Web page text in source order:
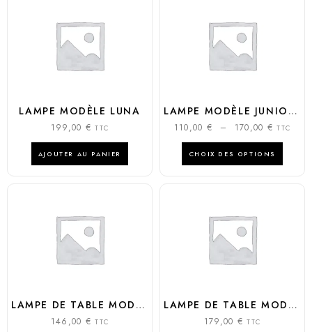
LAMPE MODÈLE LUNA
199,00 € TTC
AJOUTER AU PANIER
LAMPE MODÈLE JUNIOR / CHARLIE
110,00 € – 170,00 € TTC
CHOIX DES OPTIONS
LAMPE DE TABLE MODÈLE CUBO 25 LED
146,00 € TTC
LAMPE DE TABLE MODÈLE CORDIALINA
179,00 € TTC